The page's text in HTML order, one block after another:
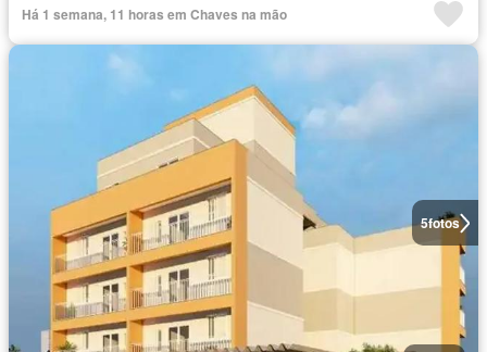
Há 1 semana, 11 horas em Chaves na mão
5fotos